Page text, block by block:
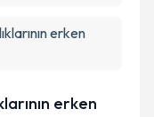
erken
erken